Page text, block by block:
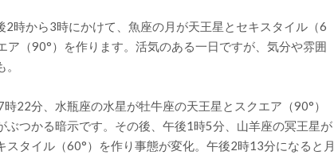
2時から3時にかけて、魚座の月が天王星とセキスタイル（6
ア（90°）を作ります。活気のある一日ですが、気分や雰囲
22分、水瓶座の水星が牡牛座の天王星とスクエア（90°）
ぶつかる暗示です。その後、午後1時5分、山羊座の冥王星が
スタイル（60°）を作り事態が変化。午後2時13分になると月